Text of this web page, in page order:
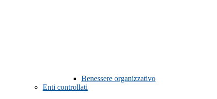
Benessere organizzativo
Enti controllati